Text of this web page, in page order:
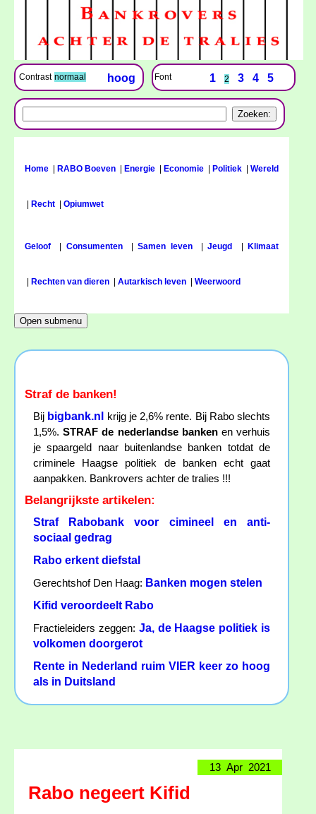
Contrast normaal hoog Font 1 2 3 4 5
Home RABO Boeven Energie Economie Politiek Wereld
Recht Opiumwet
Geloof Consumenten|Samen leven|Jeugd Klimaat
Rechten van dieren Autarkisch leven Weerwoord
Straf de banken!
Bij bigbank.nl
krijg je 2,6% rente. Bij Rabo slechts
1,5%.STRAF de nederlandse bankenen verhuis
je spaargeld naar buitenlandse banken totdat de
criminele Haagse politiek de banken echt gaat
aanpakken. Bankrovers achter de tralies !!!
Belangrijkste artikelen:
Straf Rabobank voor cimineel en anti-
sociaal gedrag
Rabo erkent diefstal
Gerechtshof Den Haag: Banken mogen stelen
Kifid veroordeelt Rabo
Fractieleiders zeggen: Ja, de Haagse politiek is
volkomen doorgerot
Rente in Nederland ruim VIER keer zo hoog
als in Duitsland
13 Apr 2021
Rabo negeert Kifid